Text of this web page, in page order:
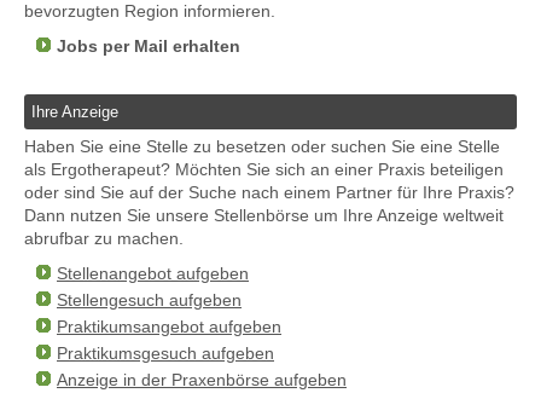
bevorzugten Region informieren.
Jobs per Mail erhalten
Ihre Anzeige
Haben Sie eine Stelle zu besetzen oder suchen Sie eine Stelle
als Ergotherapeut? Möchten Sie sich an einer Praxis beteiligen
oder sind Sie auf der Suche nach einem Partner für Ihre Praxis?
Dann nutzen Sie unsere Stellenbörse um Ihre Anzeige weltweit
abrufbar zu machen.
Stellenangebot aufgeben
Stellengesuch aufgeben
Praktikumsangebot aufgeben
Praktikumsgesuch aufgeben
Anzeige in der Praxenbörse aufgeben